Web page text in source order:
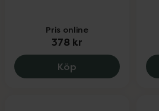
Pris online
378 kr
Köp Viterna 100%